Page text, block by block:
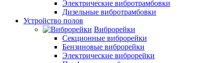
Электрические вибротрамбовки
Дизельные вибротрамбовки
Устройство полов
Виброрейки
Секционные виброрейки
Бензиновые виброрейки
Электрические виброрейки